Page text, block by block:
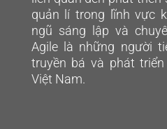
quản lí trong lĩnh vực
ngũ sáng lập và
Agile là những người
truyền bá và phát
Việt Nam.